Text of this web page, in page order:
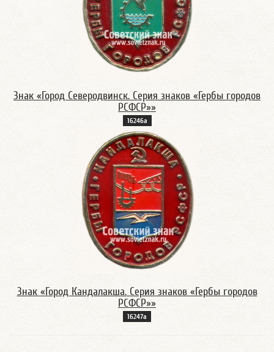
Знак «Город Северодвинск. Серия знаков «Гербы городов
РСФСР»»
16246а
Знак «Город Кандалакша. Серия знаков «Гербы городов
РСФСР»»
16247а